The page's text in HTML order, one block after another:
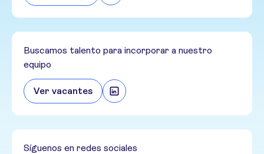
Buscamos talento para incorporar a nuestro
equipo
Ver vacantes
Síguenos en redes sociales